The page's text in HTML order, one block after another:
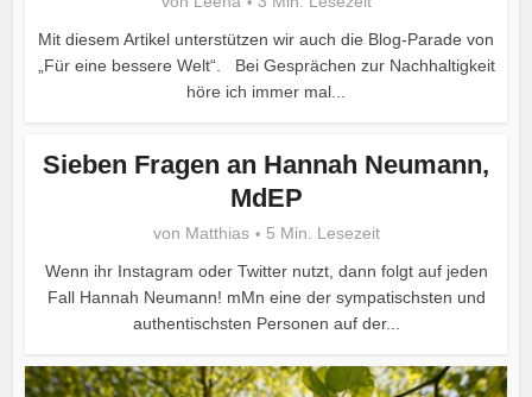
Mit diesem Artikel unterstützen wir auch die Blog-Parade von
„Für eine bessere Welt“. Bei Gesprächen zur Nachhaltigkeit
höre ich immer mal...
Sieben Fragen an Hannah Neumann,
MdEP
von Matthias
5 Min. Lesezeit
Wenn ihr Instagram oder Twitter nutzt, dann folgt auf jeden
Fall Hannah Neumann! mMn eine der sympatischsten und
authentischsten Personen auf der...